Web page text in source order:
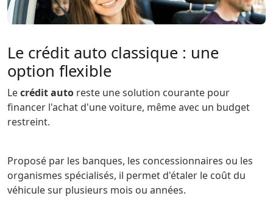
Le crédit auto classique : une
option flexible
Lecrédit auto reste une solution courante pour
financer l'achat d'une voiture, même avec un budget
restreint.
Proposé par les banques, les concessionnaires ou les
organismes spécialisés, il permet d'étaler le coût du
véhicule sur plusieurs mois ou années.